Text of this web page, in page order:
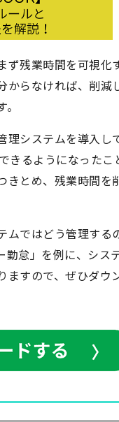
残業時間を可視化
らなければ、削減
システムを導入し
きるようになった
とめ、残業時間を
ムではどう管理する
怠」を例に、シス
すので、ぜひダウ